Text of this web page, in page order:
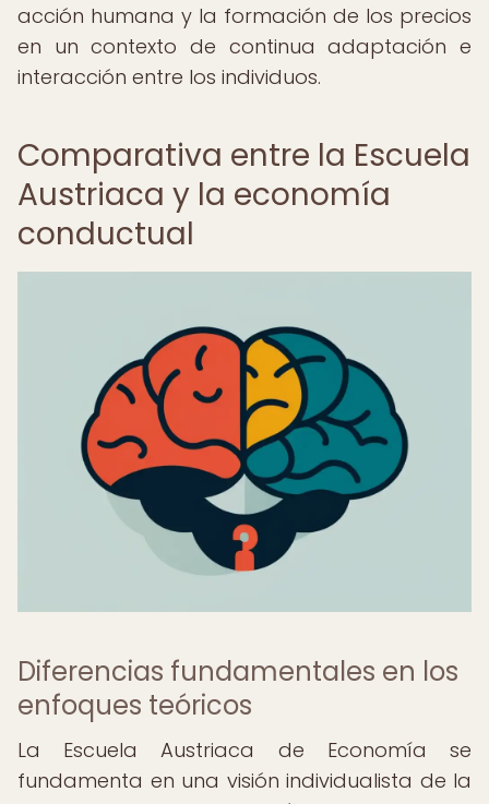
acción humana y la formación de los precios
en un contexto de continua adaptación e
interacción entre los individuos.
Comparativa entre la Escuela
Austriaca y la economía
conductual
Diferencias fundamentales en los
enfoques teóricos
La Escuela Austriaca de Economía se
fundamenta en una visión individualista de la